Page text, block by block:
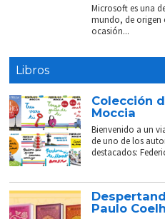
Microsoft es una
mundo, de origen
ocasión...
Libros
Colección
Moccia
Bienvenido a un
de uno de los
destacados:
Paulo